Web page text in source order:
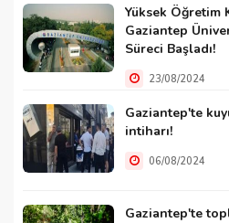
Yüksek Öğretim
Gaziantep
Süreci Başladı!
23/08/2024
Gaziantep'te
intiharı!
06/08/2024
Gaziantep'te